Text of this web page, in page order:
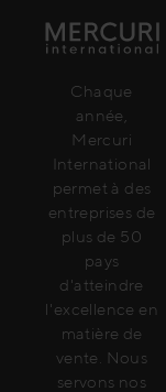
Chaque
année,
Mercuri
International
permet à des
entreprises de
plus de 50
pays
d'atteindre
l'excellence en
matière de
vente. Nous
servons nos